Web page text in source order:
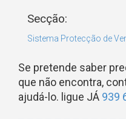
Secção:
Sistema Protecção de
Se pretende saber
que não encontra,
ajudá-lo. ligue JÁ 939